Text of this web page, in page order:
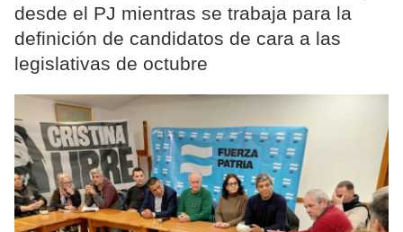
desde el PJ mientras se trabaja para la
definición de candidatos de cara a las
legislativas de octubre